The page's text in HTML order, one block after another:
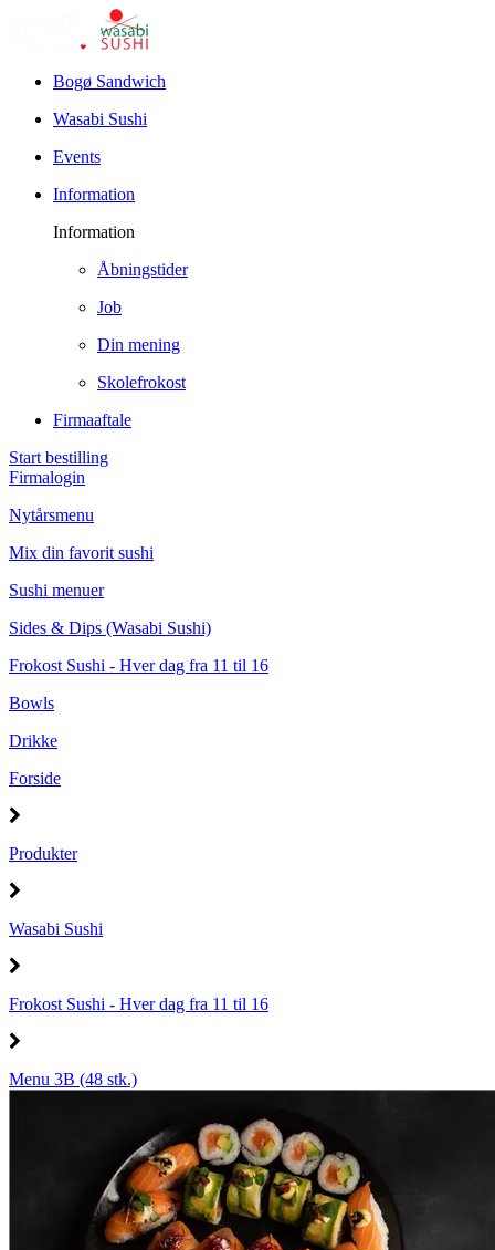
Bogø Sandwich
Wasabi Sushi
Events
Information
Information
Åbningstider
Job
Din mening
Skolefrokost
Firmaaftale
Start bestilling
Firmalogin
Nytårsmenu
Mix din favorit sushi
Sushi menuer
Sides & Dips (Wasabi Sushi)
Frokost Sushi - Hver dag fra 11 til 16
Bowls
Drikke
Forside
Produkter
Wasabi Sushi
Frokost Sushi - Hver dag fra 11 til 16
Menu 3B (48 stk.)